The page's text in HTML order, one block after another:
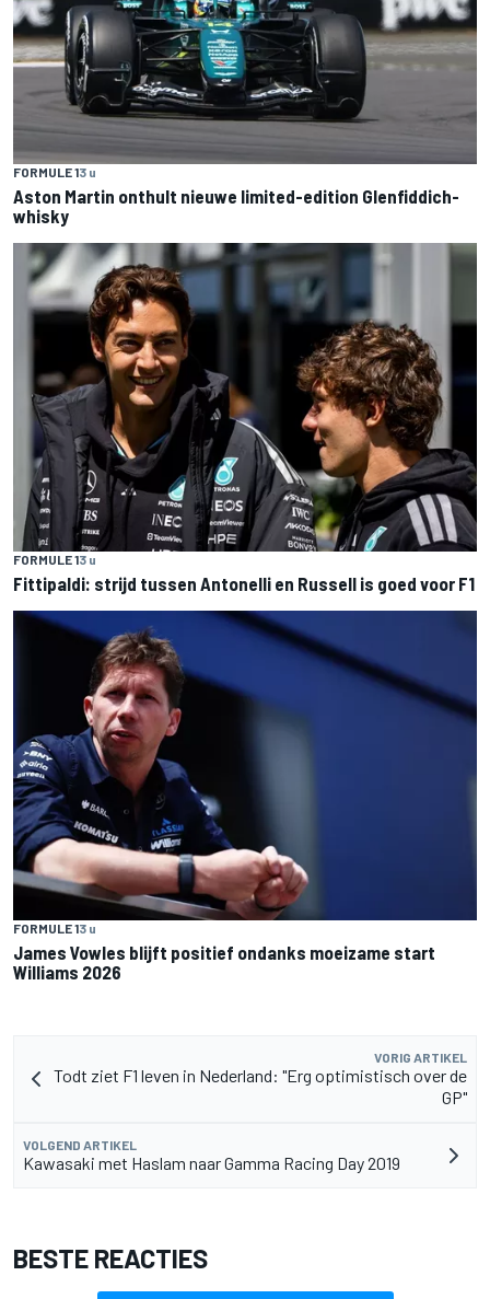
FORMULE 13 u
Aston Martin onthult nieuwe limited-edition Glenfiddich-
whisky
FORMULE 13 u
Fittipaldi: strijd tussen Antonelli en Russell is goed voor F1
FORMULE 13 u
James Vowles blijft positief ondanks moeizame start
Williams 2026
VORIG ARTIKEL
Todt ziet F1 leven in Nederland: "Erg optimistisch over de
GP"
VOLGEND ARTIKEL
Kawasaki met Haslam naar Gamma Racing Day 2019
BESTE REACTIES